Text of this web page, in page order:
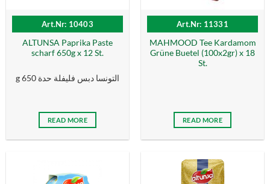
Art.Nr: 10403
ALTUNSA Paprika Paste
scharf 650g x 12 St.
g التونسا دبس فليفلة حدة 650
READ MORE
Art.Nr: 11331
MAHMOOD Tee Kardamom
Grüne Buetel (100x2gr) x 18
St.
READ MORE